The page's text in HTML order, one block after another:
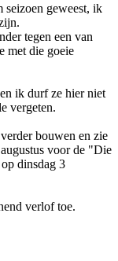
seizoen geweest, ik
tegen een van
met die goeie
ik durf ze hier niet
vergeten.
bouwen en zie
voor de "Die
dinsdag 3
verlof toe.